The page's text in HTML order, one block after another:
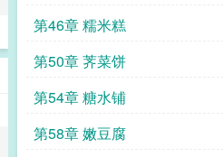
第46章 糯米糕
第50章 荠菜饼
第54章 糖水铺
第58章 嫩豆腐